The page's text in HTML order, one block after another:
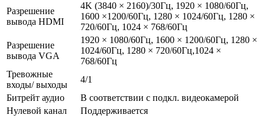
Разрешение
вывода HDMI
4K (3840 × 2160)/30Гц, 1920 × 1080/60Гц,
1600 ×1200/60Гц, 1280 × 1024/60Гц, 1280 ×
720/60Гц, 1024 × 768/60Гц
Разрешение
вывода VGA
1920 × 1080/60Гц, 1600 × 1200/60Гц, 1280 ×
1024/60Гц, 1280 × 720/60Гц,1024 ×
768/60Гц
Тревожные
входы/ выходы
4/1
Битрейт аудио
В соответствии с подкл. видеокамерой
Нулевой канал
Поддерживается